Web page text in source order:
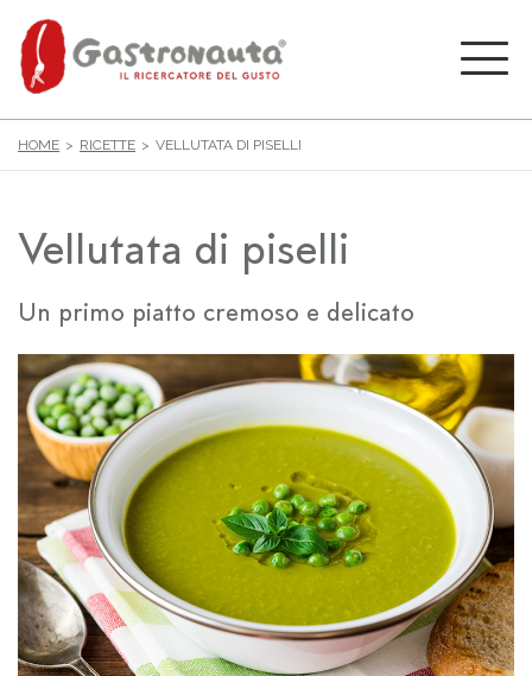
HOME RICETTE VELLUTATA DI PISELLI
Vellutata di piselli
Un primo piatto cremoso e delicato